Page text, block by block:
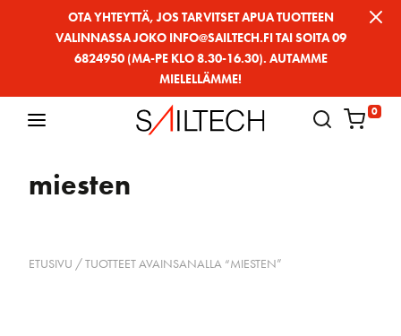
OTA YHTEYTTÄ, JOS TARVITSET APUA TUOTTEEN
VALINNASSA JOKO INFO@SAILTECH.FI TAI SOITA 09
6824950 (MA-PE KLO 8.30-16.30). AUTAMME
MIELELLÄMME!
0
miesten
ETUSIVU / TUOTTEET AVAINSANALLA “MIESTEN”